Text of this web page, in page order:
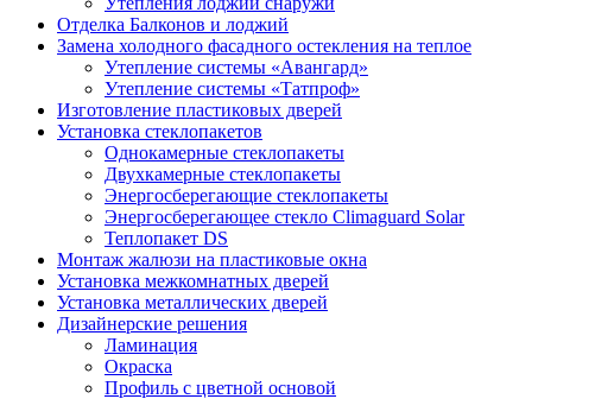
Отделка Балконов и лоджий
Замена холодного фасадного остекления на теплое
Утепление системы «Авангард»
Утепление системы «Татпроф»
Изготовление пластиковых дверей
Установка стеклопакетов
Однокамерные стеклопакеты
Двухкамерные стеклопакеты
Энергосберегающие стеклопакеты
Энергосберегающее стекло Climaguard Solar
Теплопакет DS
Монтаж жалюзи на пластиковые окна
Установка межкомнатных дверей
Установка металлических дверей
Дизайнерские решения
Ламинация
Окраска
Профиль с цветной основой